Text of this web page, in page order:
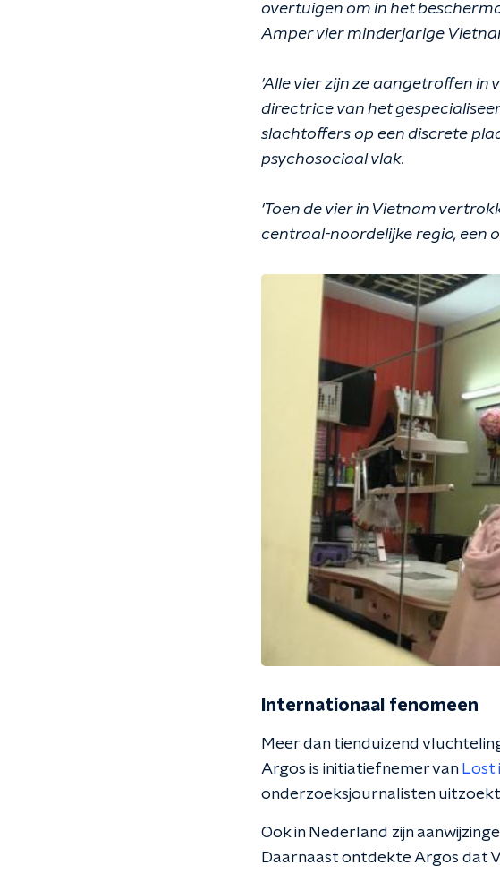
overtuigen om in het
Amper vier minderjarige
'Alle vier zijn ze aangetroffen in
directrice van het
slachtoffers op een discrete
psychosociaal vlak.
'Toen de vier in Vietnam
centraal-noordelijke regio, een
Internationaal fenomeen
Meer dan tienduizend
Argos is initiatiefnemer van Lost
onderzoeksjournalisten
Ook in Nederland zijn
Daarnaast ontdekte Argos dat